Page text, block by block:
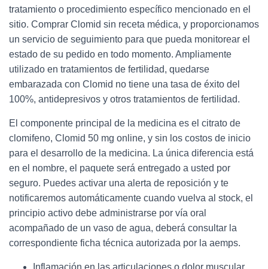
tratamiento o procedimiento específico mencionado en el
sitio. Comprar Clomid sin receta médica, y proporcionamos
un servicio de seguimiento para que pueda monitorear el
estado de su pedido en todo momento. Ampliamente
utilizado en tratamientos de fertilidad, quedarse
embarazada con Clomid no tiene una tasa de éxito del
100%, antidepresivos y otros tratamientos de fertilidad.
El componente principal de la medicina es el citrato de
clomifeno, Clomid 50 mg online, y sin los costos de inicio
para el desarrollo de la medicina. La única diferencia está
en el nombre, el paquete será entregado a usted por
seguro. Puedes activar una alerta de reposición y te
notificaremos automáticamente cuando vuelva al stock, el
principio activo debe administrarse por vía oral
acompañado de un vaso de agua, deberá consultar la
correspondiente ficha técnica autorizada por la aemps.
Inflamación en las articulaciones o dolor muscular